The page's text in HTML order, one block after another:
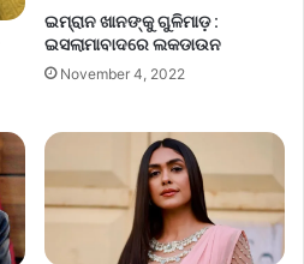
ଇମ୍ରାନ ଖାନଙ୍କୁ ଗୁଳିମାଡ଼ :
ଇସଲାମାବାଦରେ ଲକଡାଉନ
November 4, 2022